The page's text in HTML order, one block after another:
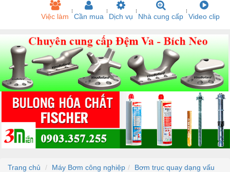
Việc làm Cần mua Dịch vụ Nhà cung cấp Video clip
Trang chủ Máy Bơm công nghiệp Bơm trục quay dạng vấu